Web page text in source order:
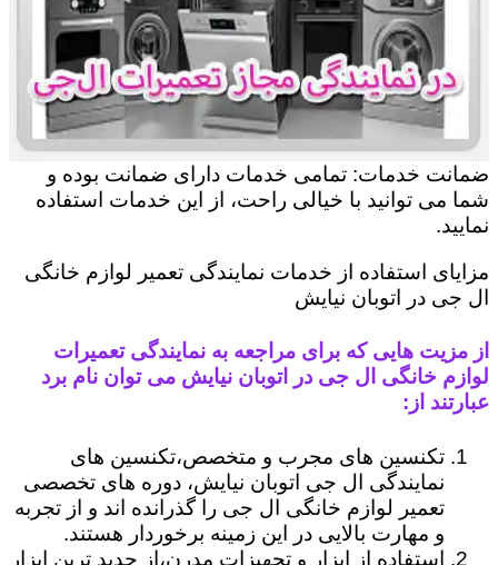
ضمانت خدمات: تمامی خدمات دارای ضمانت بوده و
شما می توانید با خیالی راحت، از این خدمات استفاده
نمایید.
مزایای استفاده از خدمات نمایندگی تعمیر لوازم خانگی
ال جی در اتوبان نیایش
از مزیت هایی که برای مراجعه به نمایندگی تعمیرات
لوازم خانگی ال جی در اتوبان نیایش می توان نام برد
عبارتند از:
تکنسین های مجرب و متخصص،تکنسین های
نمایندگی ال جی اتوبان نیایش، دوره های تخصصی
تعمیر لوازم خانگی ال جی را گذرانده اند و از تجربه
و مهارت بالایی در این زمینه برخوردار هستند.
استفاده از ابزار و تجهیزات مدرن،از جدید ترین ابزار